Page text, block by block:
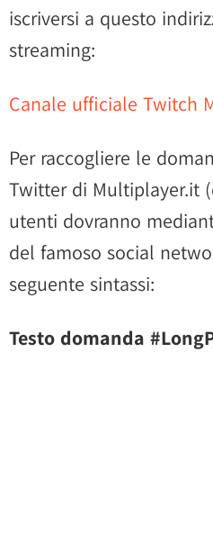
iscriversi a questo
streaming:
Canale ufficiale Twitch
Per raccogliere le
Twitter di Multiplayer.it
utenti dovranno
del famoso social
seguente sintassi:
Testo domanda